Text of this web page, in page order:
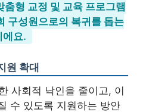
춤형 교정 및 교육 프로그램
구성원으로의 복귀를 돕는
에요.
원 확대
사회적 낙인을 줄이고, 이
수 있도록 지원하는 방안